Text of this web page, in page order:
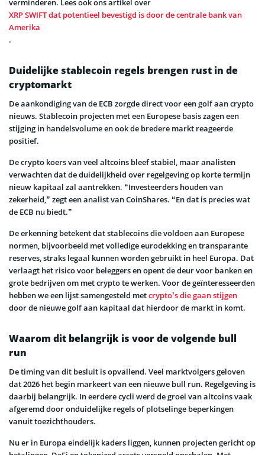
verminderen. Lees ook ons artikel over
XRP SWIFT dat potentieel bevestigd is door de centrale bank van
Amerika
.
Duidelijke stablecoin regels brengen rust in de
cryptomarkt
De aankondiging van de ECB zorgde direct voor een golf aan crypto
nieuws. Stablecoin projecten met een Europese basis zagen een
stijging in handelsvolume en ook de bredere markt reageerde
positief.
De crypto koers van veel altcoins bleef stabiel, maar analisten
verwachten dat de duidelijkheid over regelgeving op korte termijn
nieuw kapitaal zal aantrekken. “Investeerders houden van
zekerheid,” zegt een analist van CoinShares. “En dat is precies wat
de ECB nu biedt.”
De erkenning betekent dat stablecoins die voldoen aan Europese
normen, bijvoorbeeld met volledige eurodekking en transparante
reserves, straks legaal kunnen worden gebruikt in heel Europa. Dat
verlaagt het risico voor beleggers en opent de deur voor banken en
grote bedrijven om met crypto te werken. Voor de geïnteresseerden
hebben we een lijst samengesteld metcrypto’s die gaan stijgen
door de nieuwe golf aan kapitaal dat hierdoor de markt in komt.
Waarom dit belangrijk is voor de volgende bull
run
De timing van dit besluit is opvallend. Veel marktvolgers geloven
dat 2026 het begin markeert van een nieuwe bull run. Regelgeving is
daarbij belangrijk. In eerdere cycli werd de groei van altcoins vaak
afgeremd door onduidelijke regels of plotselinge beperkingen
vanuit toezichthouders.
Nu er in Europa eindelijk kaders liggen, kunnen projecten gericht op